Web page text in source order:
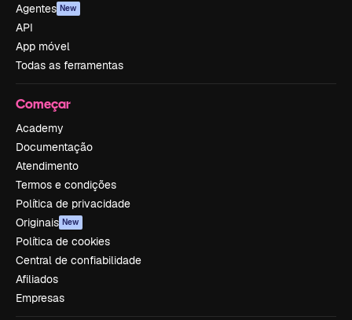
Agentes New
API
App móvel
Todas as ferramentas
Começar
Academy
Documentação
Atendimento
Termos e condições
Política de privacidade
Originais New
Política de cookies
Central de confiabilidade
Afiliados
Empresas